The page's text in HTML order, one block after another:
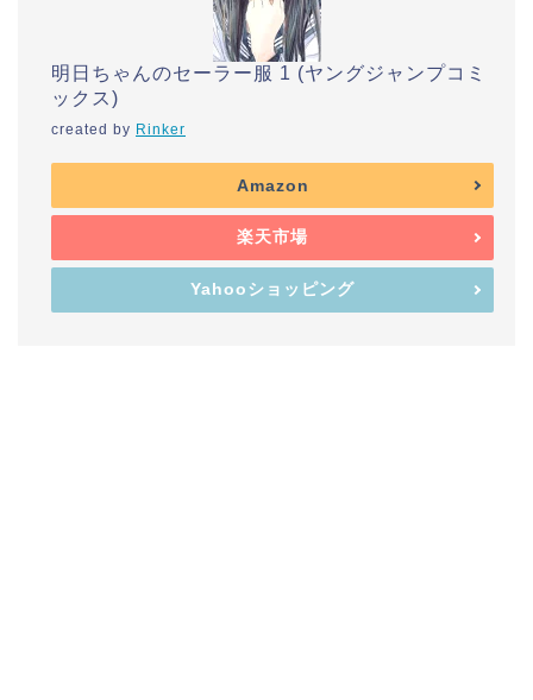
明日ちゃんのセーラー服 1 (ヤングジャンプコミ
ックス)
created by Rinker
Amazon
楽天市場
Yahooショッピング